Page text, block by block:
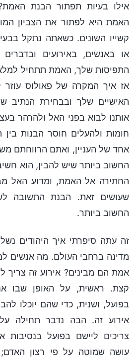
זה עתה סיפרתי איך היהודים
מדינה ברחבי העולם. מה אנשים
אמת הם מבינים? אירוע זה צריך
קצת. ראשית, על האופן שבו
בפועל, ושנית, כדי שהם יוכלו
אירוע זה. הבה נדבר תחילה
צריכים ליישם בפועל
עושה שמוטה על פי רצון